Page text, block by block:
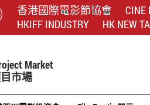
香港國際電影節協會 CINE
HKIFF INDUSTRY
HK NEW
Market
市場